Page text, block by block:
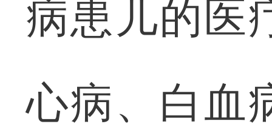
病患儿的医
心病、白血